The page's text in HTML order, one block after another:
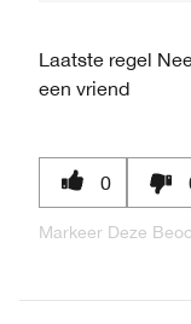
Laatste regel
een vriend
0
Markeer Deze